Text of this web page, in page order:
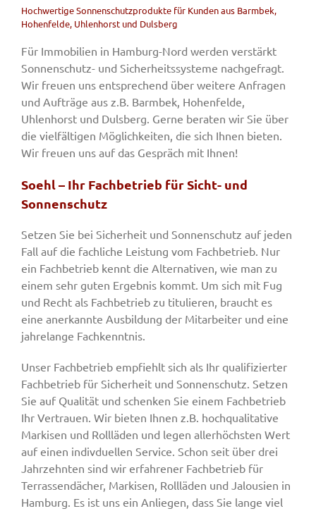
Hochwertige Sonnenschutzprodukte für Kunden aus Barmbek,
Hohenfelde, Uhlenhorst und Dulsberg
Für Immobilien in Hamburg-Nord werden verstärkt
Sonnenschutz- und Sicherheitssysteme nachgefragt.
Wir freuen uns entsprechend über weitere Anfragen
und Aufträge aus z.B. Barmbek, Hohenfelde,
Uhlenhorst und Dulsberg. Gerne beraten wir Sie über
die vielfältigen Möglichkeiten, die sich Ihnen bieten.
Wir freuen uns auf das Gespräch mit Ihnen!
Soehl – Ihr Fachbetrieb für Sicht- und
Sonnenschutz
Setzen Sie bei Sicherheit und Sonnenschutz auf jeden
Fall auf die fachliche Leistung vom Fachbetrieb. Nur
ein Fachbetrieb kennt die Alternativen, wie man zu
einem sehr guten Ergebnis kommt. Um sich mit Fug
und Recht als Fachbetrieb zu titulieren, braucht es
eine anerkannte Ausbildung der Mitarbeiter und eine
jahrelange Fachkenntnis.
Unser Fachbetrieb empfiehlt sich als Ihr qualifizierter
Fachbetrieb für Sicherheit und Sonnenschutz. Setzen
Sie auf Qualität und schenken Sie einem Fachbetrieb
Ihr Vertrauen. Wir bieten Ihnen z.B. hochqualitative
Markisen und Rollläden und legen allerhöchsten Wert
auf einen indivduellen Service. Schon seit über drei
Jahrzehnten sind wir erfahrener Fachbetrieb für
Terrassendächer, Markisen, Rollläden und Jalousien in
Hamburg. Es ist uns ein Anliegen, dass Sie lange viel